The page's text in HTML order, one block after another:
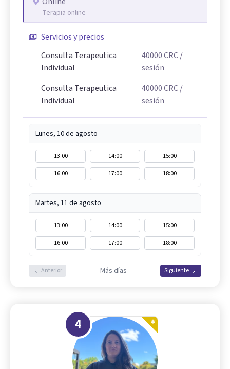
Terapia online
Servicios y precios
Consulta Terapeutica
Individual
40000 CRC/
sesión
Consulta Terapeutica
Individual
40000 CRC/
sesión
Lunes, 10 de agosto
13:00 14:00
15:00
16:00
17:00 18:00
Martes, 11 de agosto
13:00 14:00
15:00
16:00
17:00 18:00
Anterior Más días Siguiente
4